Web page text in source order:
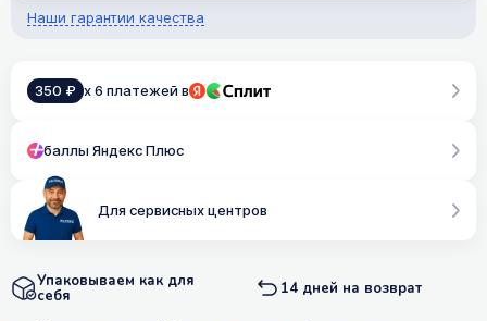
Наши гарантии качества
350 ₽ x 6 платежей в
баллы Яндекс Плюс
Для сервисных центров
Упаковываем как для
себя 14 дней на возврат